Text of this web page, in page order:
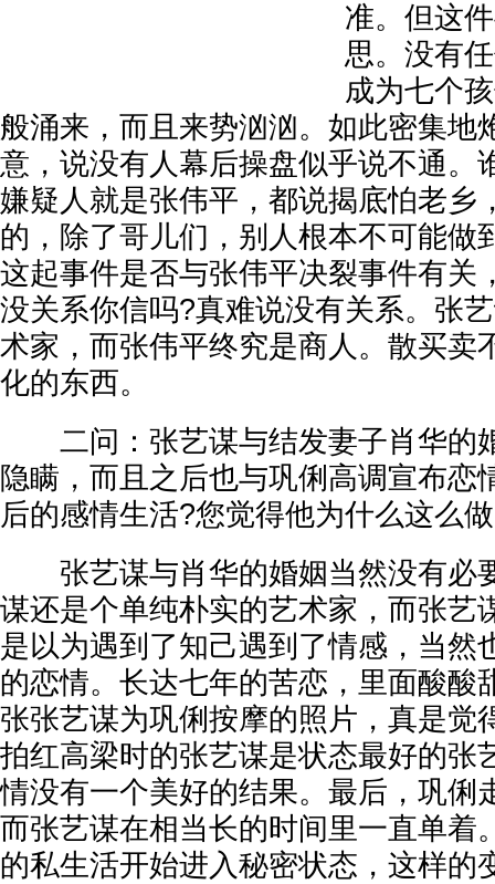
准。但这
思。没有
成为七个
般涌来，而且来势汹汹。如此密集地
意，说没有人幕后操盘似乎说不通。
嫌疑人就是张伟平，都说揭底怕老乡
的，除了哥儿们，别人根本不可能做
这起事件是否与张伟平决裂事件有关
没关系你信吗?真难说没有关系。张
术家，而张伟平终究是商人。散买卖
化的东西。
二问：张艺谋与结发妻子肖华的
隐瞒，而且之后也与巩俐高调宣布恋
后的感情生活?您觉得他为什么这么
张艺谋与肖华的婚姻当然没有必
谋还是个单纯朴实的艺术家，而张艺
是以为遇到了知己遇到了情感，当然
的恋情。长达七年的苦恋，里面酸酸
张张艺谋为巩俐按摩的照片，真是觉
拍红高梁时的张艺谋是状态最好的张
情没有一个美好的结果。最后，巩俐
而张艺谋在相当长的时间里一直单着
的私生活开始进入秘密状态，这样的